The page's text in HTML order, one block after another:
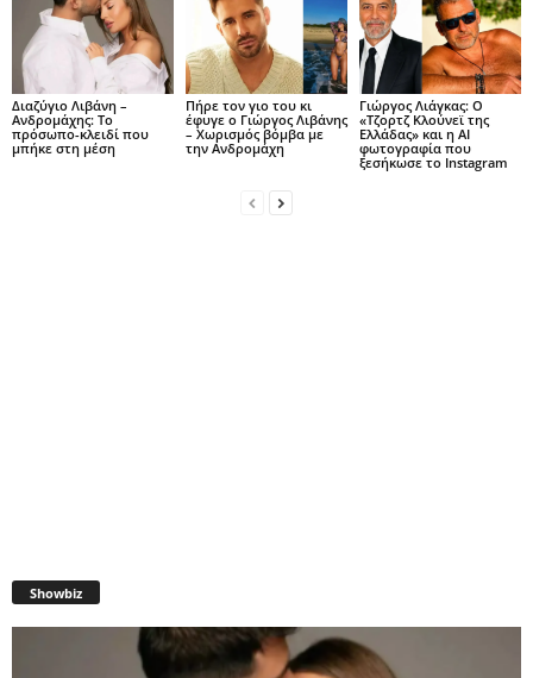
Διαζύγιο Λιβάνη –
Ανδρομάχης: Το
πρόσωπο-κλειδί που
μπήκε στη μέση
Πήρε τον γιο του κι
έφυγε ο Γιώργος Λιβάνης
– Χωρισμός βόμβα με
την Ανδρομάχη
Γιώργος Λιάγκας: Ο
«Τζορτζ Κλούνεϊ της
Ελλάδας» και η AI
φωτογραφία που
ξεσήκωσε το Instagram
Showbiz